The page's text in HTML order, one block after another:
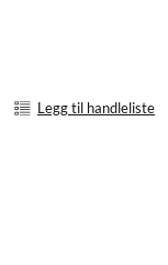
Legg til handleliste